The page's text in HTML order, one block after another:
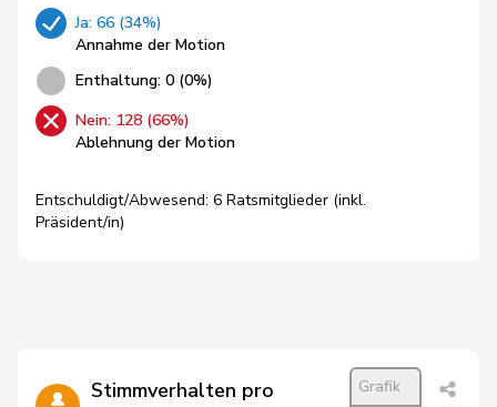
Ja: 66 (34%)
Annahme der Motion
Enthaltung: 0 (0%)
Nein: 128 (66%)
Ablehnung der Motion
Entschuldigt/Abwesend: 6 Ratsmitglieder (inkl.
Präsident/in)
Stimmverhalten pro
Grafik